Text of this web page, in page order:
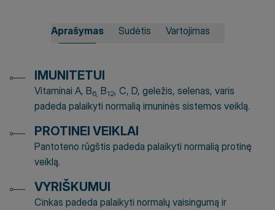
Aprašymas Sudėtis Vartojimas
IMUNITETUI
Vitaminai A, B6, B12, C, D, geležis, selenas, varis
padeda palaikyti normalią imuninės sistemos veiklą.
PROTINEI VEIKLAI
Pantoteno rūgštis padeda palaikyti normalią protinę
veiklą.
VYRIŠKUMUI
Cinkas padeda palaikyti normalų vaisingumą ir